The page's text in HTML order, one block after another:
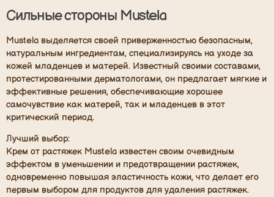
Сильные стороны Mustela
Mustela выделяется своей приверженностью безопасным,
натуральным ингредиентам, специализируясь на уходе за
кожей младенцев и матерей. Известный своими составами,
протестированными дерматологами, он предлагает мягкие и
эффективные решения, обеспечивающие хорошее
самочувствие как матерей, так и младенцев в этот
критический период.
Лучший выбор:
Крем от растяжек Mustela известен своим очевидным
эффектом в уменьшении и предотвращении растяжек,
одновременно повышая эластичность кожи, что делает его
первым выбором для продуктов для удаления растяжек.